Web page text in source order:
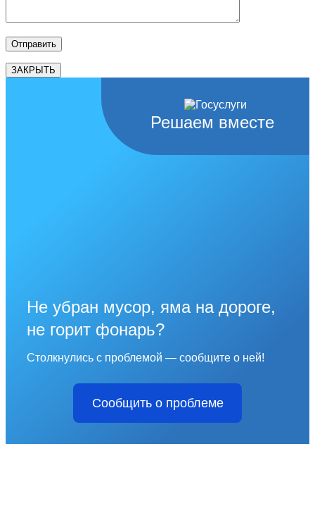
ЗАКРЫТЬ
Решаем вместе
Не убран мусор, яма на дороге,
не горит фонарь?
Столкнулись с проблемой — сообщите о ней!
Сообщить о проблеме